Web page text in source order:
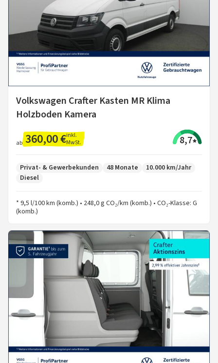
Volkswagen Crafter Kasten MR Klima
Holzboden Kamera
ab 360,00 €inkl.
MwSt.
8,7
Privat- & Gewerbekunden 48 Monate
10.000 km/Jahr
Diesel
* 9,5 l/100 km (komb.) • 248,0 g CO₂/km (komb.) • CO₂-Klasse: G
(komb.)